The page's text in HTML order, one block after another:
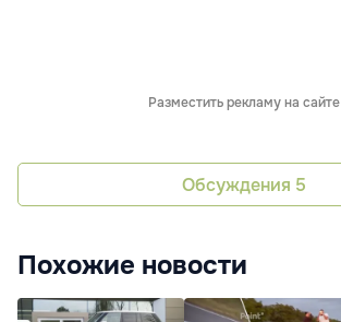
Разместить рекламу на сайте
Обсуждения 5
Похожие новости